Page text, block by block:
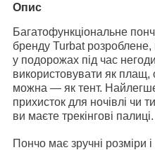
Опис
Багатофункціональне
бренду Turbatрозроблене,
у подорожах під час
використовувати як
можна — як тент.
прихисток для ночівлі чи
ви маєте трекінгові палиці.
Пончо має зручні розміри